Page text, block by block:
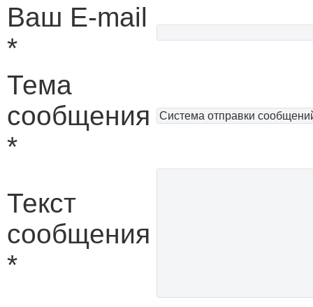
Ваш E-mail
*
Тема
сообщения
*
Текст
сообщения
*